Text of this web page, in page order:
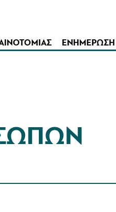
ΕΝΗΜΕΡΩΣΗ